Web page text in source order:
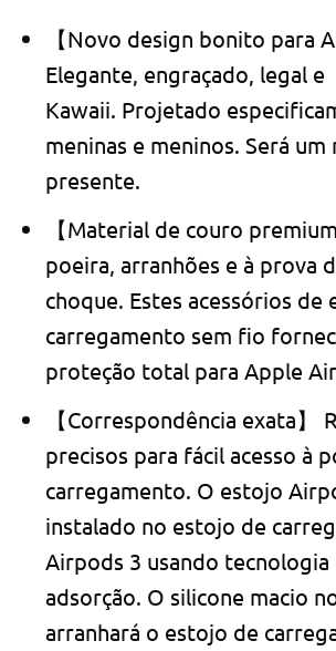
【Novo design bonito para
Elegante, engraçado, legal e
Kawaii. Projetado
meninas e meninos. Será um
presente.
【Material de couro
poeira, arranhões e à prova
choque. Estes acessórios de
carregamento sem fio
proteção total para Apple
【Correspondência exata】
precisos para fácil acesso à
carregamento. O estojo
instalado no estojo de
Airpods 3 usando tecnologia
adsorção. O silicone macio
arranhará o estojo de